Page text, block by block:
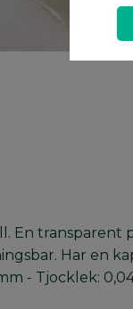
En transparent
Har en
- Tjocklek: